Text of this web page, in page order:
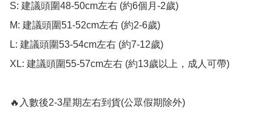
S: 建議頭圍48-50cm左右 (約6個月-2歲)
M: 建議頭圍51-52cm左右 (約2-6歲)
L: 建議頭圍53-54cm左右 (約7-12歲)
XL: 建議頭圍55-57cm左右 (約13歲以上，成人可帶)
🔥入數後2-3星期左右到貨(公眾假期除外)